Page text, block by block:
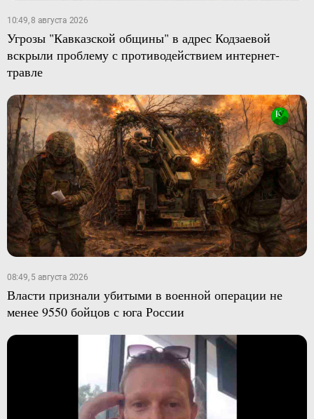
10:49, 8 августа 2026
Угрозы "Кавказской общины" в адрес Кодзаевой
вскрыли проблему с противодействием интернет-
травле
08:49, 5 августа 2026
Власти признали убитыми в военной операции не
менее 9550 бойцов с юга России